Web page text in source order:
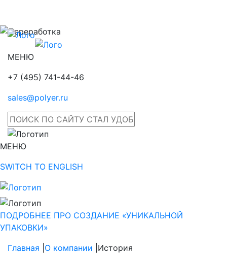
МЕНЮ
+7 (495) 741-44-46
sales@polyer.ru
МЕНЮ
SWITCH TO ENGLISH
ПОДРОБНЕЕ ПРО СОЗДАНИЕ «УНИКАЛЬНОЙ
УПАКОВКИ»
Главная О компании История